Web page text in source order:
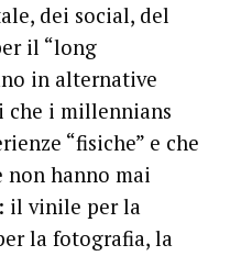
dei social, del
il “long
in alternative
che i millennians
“fisiche” e che
non hanno mai
il vinile per la
la fotografia, la